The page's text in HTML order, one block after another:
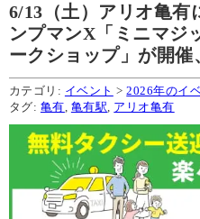
6/13（土）アリオ亀
ンプマンX「ミニマジ
ークショップ」が開催
カテゴリ: イベント >2026年のイ
タグ: 亀有 亀有駅 アリオ亀有